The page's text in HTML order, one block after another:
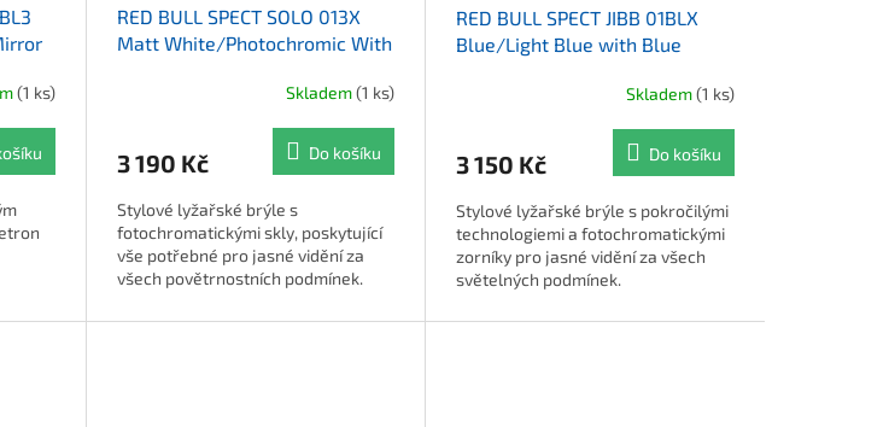
(1 ks)
RED BULL SPECT SOLO 013X
Matt White/Photochromic With
Skladem(1 ks)
3 190 Kč Do košíku
Stylové lyžařské brýle s
fotochromatickými skly, poskytující
vše potřebné pro jasné vidění za
všech povětrnostních podmínek.
RED BULL SPECT JIBB 01BLX
Blue/Light Blue with Blue
Skladem(1 ks)
3 150 Kč Do košíku
Stylové lyžařské brýle s pokročilými
technologiemi a fotochromatickými
zorníky pro jasné vidění za všech
světelných podmínek.